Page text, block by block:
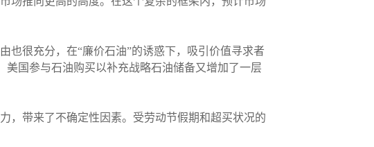
也很充分，在“廉价石油”的诱惑下，吸引价值寻求者
国参与石油购买以补充战略石油储备又增加了一层
，带来了不确定性因素。受劳动节假期和超买状况的